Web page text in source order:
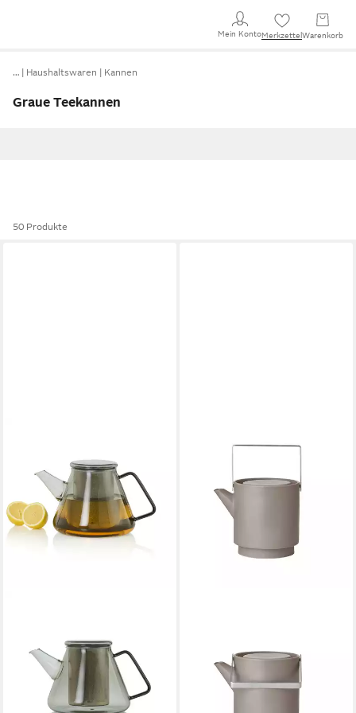
Mein KontoMerkzettel Warenkorb
… Haushaltswaren Kannen
Graue Teekannen
50 Produkte